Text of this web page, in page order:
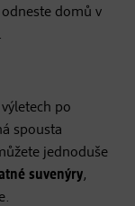
domů v
po
spousta
jednoduše
suvenýry,